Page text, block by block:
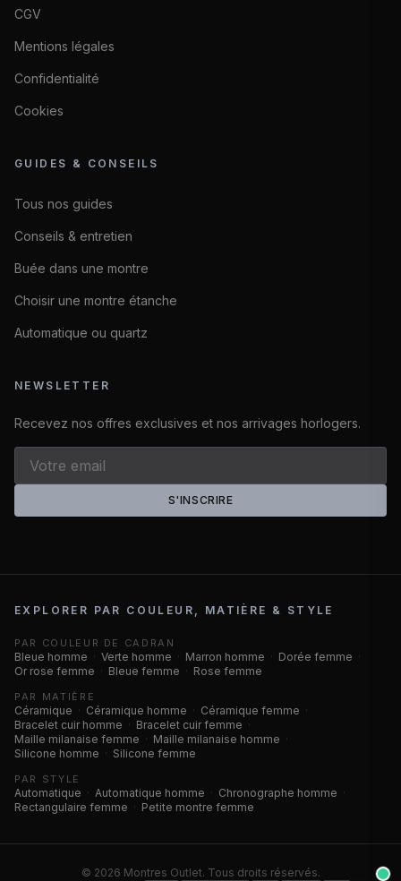
CGV
Mentions légales
Confidentialité
Cookies
GUIDES & CONSEILS
Tous nos guides
Conseils & entretien
Buée dans une montre
Choisir une montre étanche
Automatique ou quartz
NEWSLETTER
Recevez nos offres exclusives et nos arrivages horlogers.
S'INSCRIRE
EXPLORER PAR COULEUR, MATIÈRE & STYLE
PAR COULEUR DE CADRAN
Bleue homme · Verte homme · Marron homme · Dorée femme ·
Or rose femme · Bleue femme · Rose femme
PAR MATIÈRE
Céramique · Céramique homme · Céramique femme ·
Bracelet cuir homme · Bracelet cuir femme ·
Maille milanaise femme · Maille milanaise homme ·
Silicone homme · Silicone femme
PAR STYLE
Automatique · Automatique homme · Chronographe homme ·
Rectangulaire femme · Petite montre femme
© 2026 Montres Outlet. Tous droits réservés.